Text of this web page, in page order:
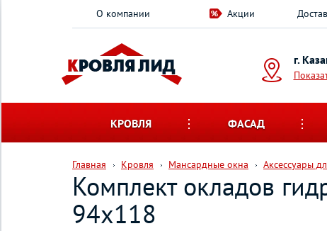
О компании Акции
г.
КРОВЛЯ ФАСАД
Главная Кровля Мансардные окна Аксессуары
Комплект окладов
94х118